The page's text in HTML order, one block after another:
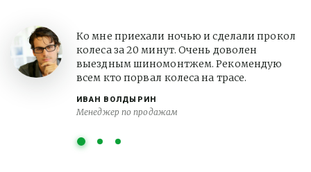
ИВАН ВОЛДЫРИН
Менеджер по продажам
Ко мне приехали ночью и сделали прокол
колеса за 20 минут. Очень доволен
выездным шиномонтжем. Рекомендую
всем кто порвал колеса на трасе.